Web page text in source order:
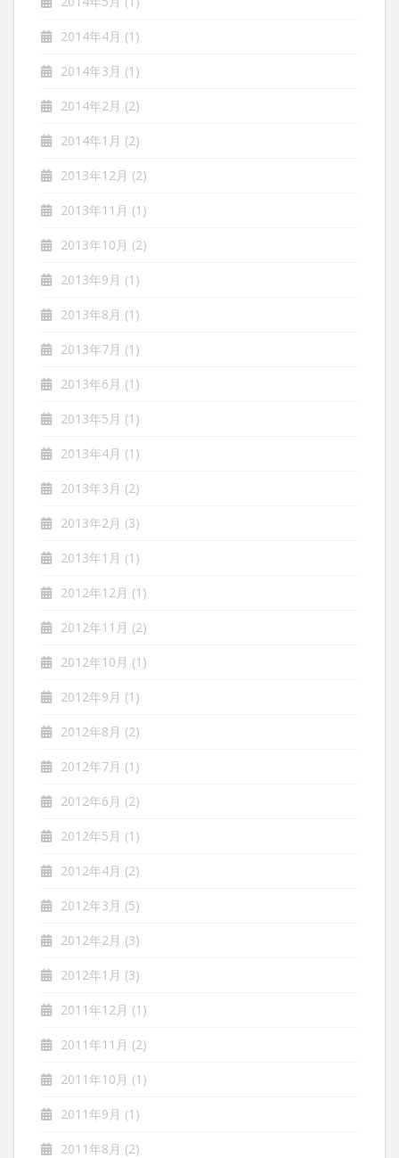
2014年4月 (1)
2014年3月 (1)
2014年2月 (2)
2014年1月 (2)
2013年12月 (2)
2013年11月 (1)
2013年10月 (2)
2013年9月 (1)
2013年8月 (1)
2013年7月 (1)
2013年6月 (1)
2013年5月 (1)
2013年4月 (1)
2013年3月 (2)
2013年2月 (3)
2013年1月 (1)
2012年12月 (1)
2012年11月 (2)
2012年10月 (1)
2012年9月 (1)
2012年8月 (2)
2012年7月 (1)
2012年6月 (2)
2012年5月 (1)
2012年4月 (2)
2012年3月 (5)
2012年2月 (3)
2012年1月 (3)
2011年12月 (1)
2011年11月 (2)
2011年10月 (1)
2011年9月 (1)
2011年8月 (2)